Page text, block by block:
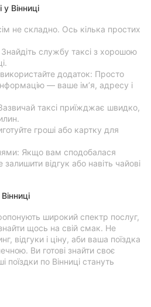
Вінниці
не складно. Ось кілька простих
службу таксі з хорошою
додаток: Просто
— ваше ім’я, адресу і
таксі приїжджає швидко,
гроші або картку для
Якщо вам сподобалася
залишити відгук або навіть чайові
широкий спектр послуг,
щось на свій смак. Не
відгуки і ціну, аби ваша поїздка
Ви готові знайти своє
поїздки по Вінниці стануть